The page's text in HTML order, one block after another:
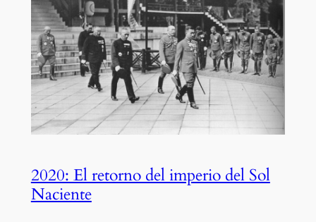
2020: El retorno del imperio del Sol
Naciente